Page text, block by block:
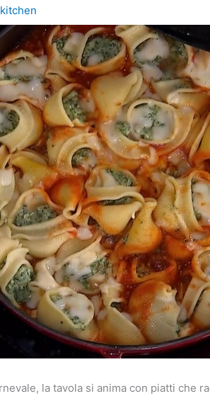
la tavola si anima con piatti che